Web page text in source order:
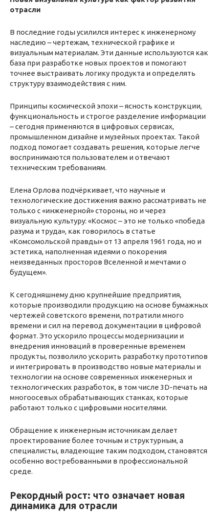
отрасли
В последние годы усилился интерес к инженерному
наследию – чертежам, технической графике и
визуальным материалам. Эти данные используются как
база при разработке новых проектов и помогают
точнее выстраивать логику продукта и определять
структуру взаимодействия с ним.
Принципы космической эпохи – ясность конструкции,
функциональность и строгое разделение информации
– сегодня применяются в цифровых сервисах,
промышленном дизайне и музейных проектах. Такой
подход помогает создавать решения, которые легче
воспринимаются пользователем и отвечают
техническим требованиям.
Елена Орлова подчёркивает, что научные и
технологические достижения важно рассматривать не
только с «инженерной» стороны, но и через
визуальную культуру: «Космос – это не только «победа
разума и труда», как говорилось в статье
«Комсомольской правды» от 13 апреля 1961 года, но и
эстетика, наполненная идеями о покорения
неизведанных просторов Вселенной и мечтами о
будущем».
К сегодняшнему дню крупнейшие предприятия,
которые производили продукцию на основе бумажных
чертежей советского времени, потратили много
времени и сил на перевод документации в цифровой
формат. Это ускорило процессы модернизации и
внедрения инноваций в проверенные временем
продукты, позволило ускорить разработку прототипов
и интегрировать в производство новые материалы и
технологии на основе современных инженерных и
технологических разработок, в том числе 3D-печать на
многоосевых обрабатывающих станках, которые
работают только с цифровыми носителями.
Обращение к инженерным источникам делает
проектирование более точным и структурным, а
специалисты, владеющие таким подходом, становятся
особенно востребованными в профессиональной
среде.
Рекордный рост: что означает новая
динамика для отрасли